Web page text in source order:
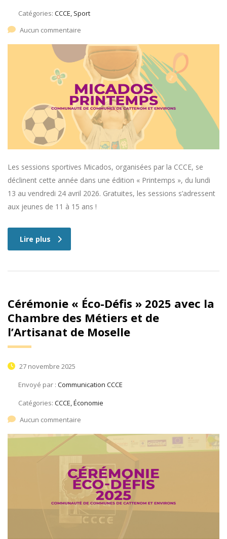
Catégories: CCCE, Sport
Aucun commentaire
Les sessions sportives Micados, organisées par la CCCE, se
déclinent cette année dans une édition « Printemps », du lundi
13 au vendredi 24 avril 2026. Gratuites, les sessions s’adressent
aux jeunes de 11 à 15 ans !
Lire plus
Cérémonie « Éco-Défis » 2025 avec la
Chambre des Métiers et de
l’Artisanat de Moselle
27 novembre 2025
Envoyé par : Communication CCCE
Catégories: CCCE, Économie
Aucun commentaire